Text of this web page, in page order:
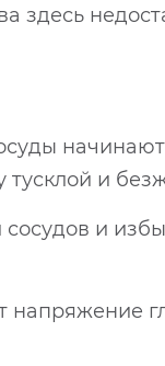
здесь
и
и
напряжение